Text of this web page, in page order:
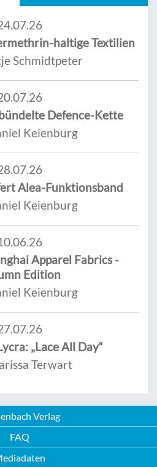
haltige Textilien
Schmidtpeter
Defence-Kette
Keienburg
Alea-Funktionsband
Keienburg
Apparel Fabrics -
Edition
Keienburg
„Lace All Day“
Terwart
Verlag
FAQ